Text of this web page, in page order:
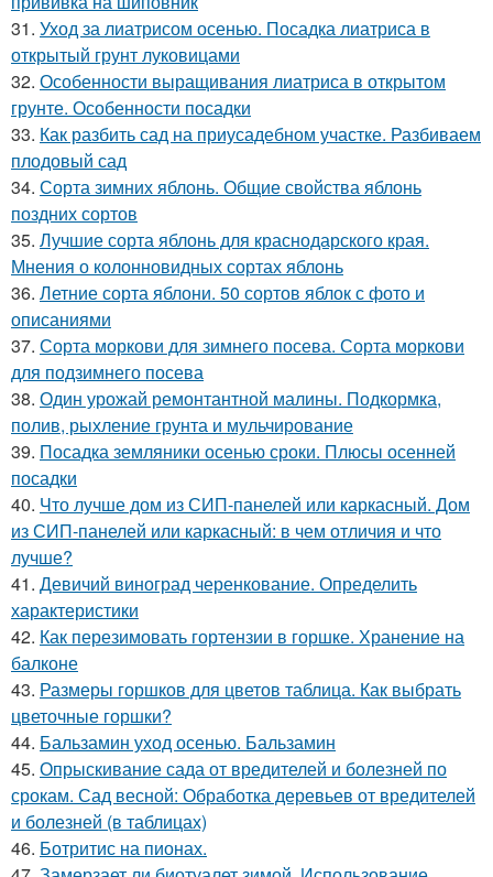
31. Уход за лиатрисом осенью. Посадка лиатриса в
открытый грунт луковицами
32. Особенности выращивания лиатриса в открытом
грунте. Особенности посадки
33. Как разбить сад на приусадебном участке. Разбиваем
плодовый сад
34. Сорта зимних яблонь. Общие свойства яблонь
поздних сортов
35. Лучшие сорта яблонь для краснодарского края.
Мнения о колонновидных сортах яблонь
36. Летние сорта яблони. 50 сортов яблок с фото и
описаниями
37. Сорта моркови для зимнего посева. Сорта моркови
для подзимнего посева
38. Один урожай ремонтантной малины. Подкормка,
полив, рыхление грунта и мульчирование
39. Посадка земляники осенью сроки. Плюсы осенней
посадки
40. Что лучше дом из СИП-панелей или каркасный. Дом
из СИП-панелей или каркасный: в чем отличия и что
лучше?
41. Девичий виноград черенкование. Определить
характеристики
42. Как перезимовать гортензии в горшке. Хранение на
балконе
43. Размеры горшков для цветов таблица. Как выбрать
цветочные горшки?
44. Бальзамин уход осенью. Бальзамин
45. Опрыскивание сада от вредителей и болезней по
срокам. Сад весной: Обработка деревьев от вредителей
и болезней (в таблицах)
46. Ботритис на пионах.